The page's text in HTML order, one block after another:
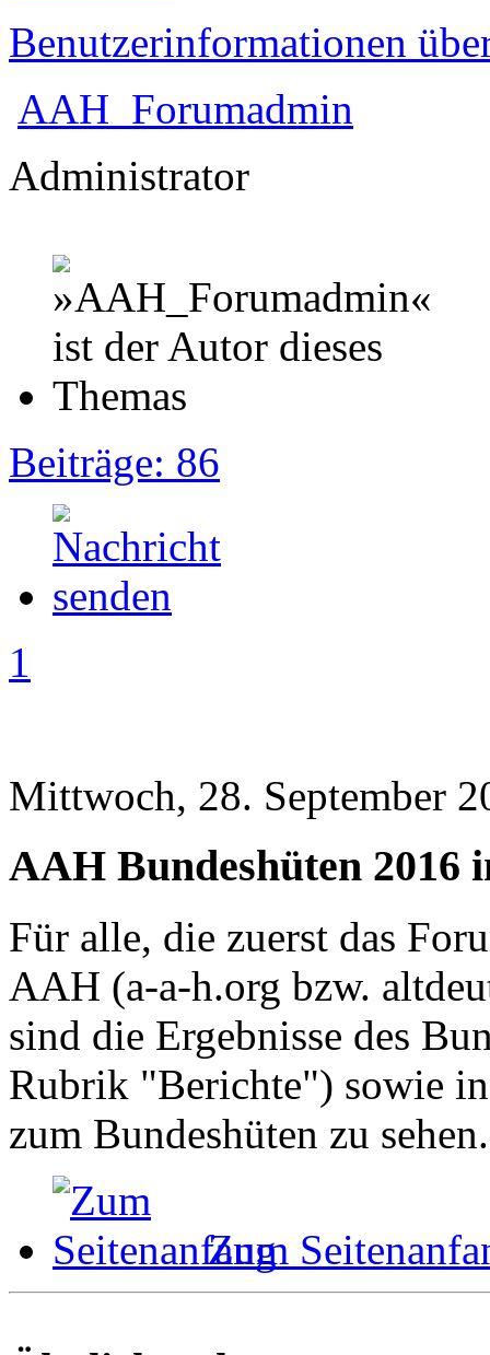
Benutzerinformationen
AAH_Forumadmin
Administrator
Beiträge: 86
1
Mittwoch, 28. September
AAH Bundeshüten 2016
Für alle, die zuerst das
AAH (a-a-h.org bzw.
sind die Ergebnisse des
Rubrik "Berichte") sowie
zum Bundeshüten zu
Zum